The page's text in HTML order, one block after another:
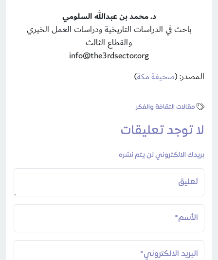
د. محمد بن عبدالله السلومي
باحث في الدراسات التاريخية ودراسات العمل الخيري
والقطاع الثالث
info@the3rdsector.org
المصدر: (صحيفة مكة)
مقالات الثقافة والفكر
لا توجد تعليقات
بريدك الالكتروني لن يتم نشره
تعليق
الأسم*
البريد الالكتروني*